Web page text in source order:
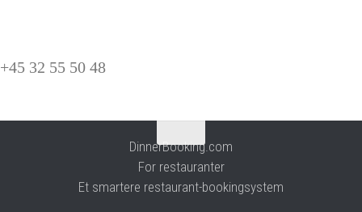
+45 32 55 50 48
DinnerBooking.com
For restauranter
Et smartere restaurant-bookingsystem